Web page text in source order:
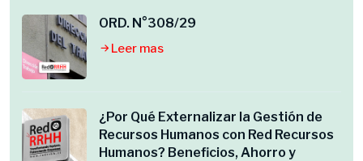
ORD. N°308/29
Leer mas
¿Por Qué Externalizar la Gestión de
Recursos Humanos con Red Recursos
Humanos? Beneficios, Ahorro y